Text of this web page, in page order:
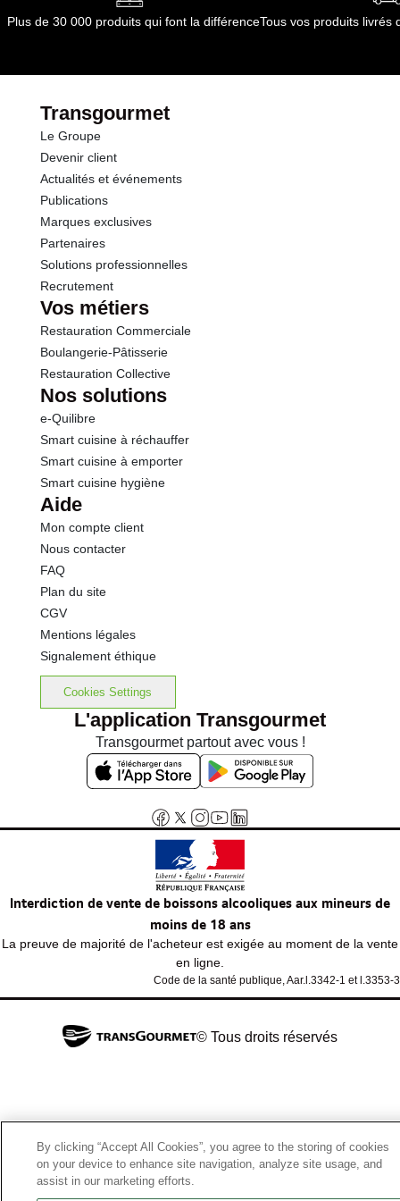
Glucides
Sel
Conformément aux informations transmises
Plus de 30 000 produits qui font la différenceTous vos produits livrés
Transgourmet
Le Groupe
Devenir client
Actualités et événements
Publications
Marques exclusives
Partenaires
Solutions professionnelles
Recrutement
Vos métiers
Restauration Commerciale
Boulangerie-Pâtisserie
Restauration Collective
Nos solutions
e-Quilibre
Smart cuisine à réchauffer
Smart cuisine à emporter
Smart cuisine hygiène
Aide
Mon compte client
Nous contacter
FAQ
Plan du site
CGV
Mentions légales
Signalement éthique
Cookies Settings
L'application Transgourmet
Transgourmet partout avec vous !
Interdiction de vente de boissons alcooliques aux mineurs de
moins de 18 ans
La preuve de majorité de l'acheteur est exigée au moment de la vente
en ligne.
Code de la santé publique, Aar.l.3342-1 et l.3353-3
© Tous droits réservés
By clicking “Accept All Cookies”, you agree to the storing of cookies
on your device to enhance site navigation, analyze site usage, and
assist in our marketing efforts.